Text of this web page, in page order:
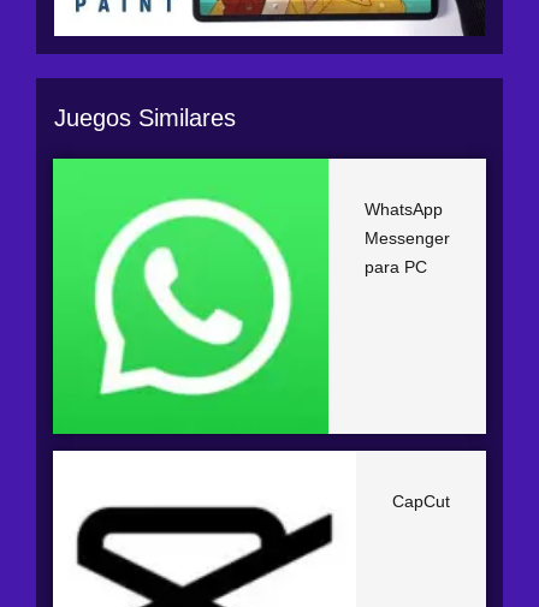
Juegos Similares
WhatsApp
Messenger
para PC
CapCut